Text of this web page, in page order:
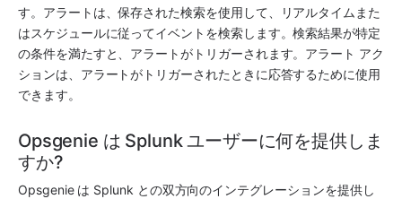
す。アラートは、保存された検索を使用して、リアルタイムまた
はスケジュールに従ってイベントを検索します。検索結果が特定
の条件を満たすと、アラートがトリガーされます。アラート アク
ションは、アラートがトリガーされたときに応答するために使用
できます。
Opsgenie は Splunk ユーザーに何を提供しま
すか?
Opsgenie は Splunk との双方向のインテグレーションを提供し